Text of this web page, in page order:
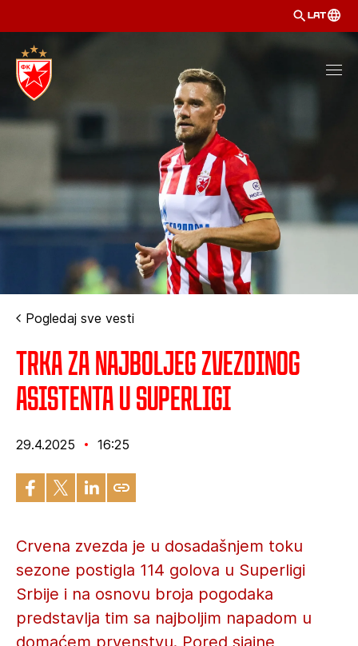
LAT
Pogledaj sve vesti
Trka za najboljeg Zvezdinog
asistenta u Superligi
29.4.2025 16:25
Crvena zvezda je u dosadašnjem toku
sezone postigla 114 golova u Superligi
Srbije i na osnovu broja pogodaka
predstavlja tim sa najboljim napadom u
domaćem prvenstvu. Pored sjajne